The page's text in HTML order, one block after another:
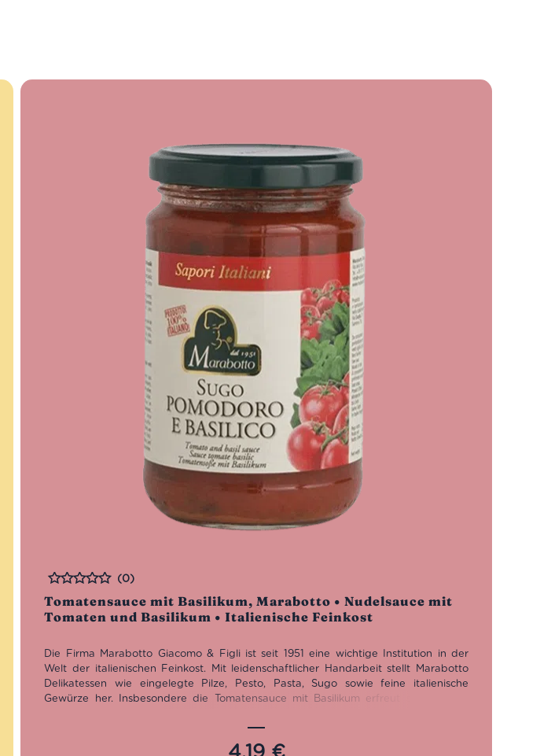
Tomatensauce mit Basilikum, Marabotto • Nudelsauce mit
Tomaten und Basilikum • Italienische Feinkost
Bewertet
(0)
Die Firma Marabotto Giacomo & Figli ist seit 1951 eine wichtige Institution in der
Welt der italienischen Feinkost. Mit leidenschaftlicher Handarbeit stellt Marabotto
Delikatessen wie eingelegte Pilze, Pesto, Pasta, Sugo sowie feine italienische
Gewürze her. Insbesondere die Tomatensauce mit Basilikum erfreut sich größter
Nun in dritter Generation geführt, steht der Auswahl von hochwertigen sowie